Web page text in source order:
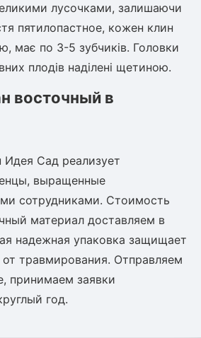
слива
троянди)
в'ються
лусочками, залишаючи
пятилопастное, кожен клин
має по 3-5 зубчиків. Головки
плодів наділені щетиною.
восточный в
Идея Сад реализует
выращенные
сотрудниками. Стоимость
материал доставляем в
надежная упаковка защищает
травмирования. Отправляем
принимаем заявки
год.